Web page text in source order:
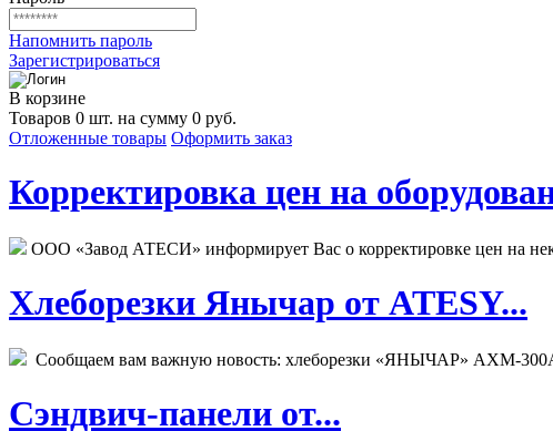
Напомнить пароль
Зарегистрироваться
В корзине
Товаров 0 шт. на сумму 0 руб.
Отложенные товары Оформить заказ
Корректировка цен на
ООО «Завод АТЕСИ» информирует Вас о корректировке цен на
Хлеборезки Янычар от ATESY...
Сообщаем вам важную новость: хлеборезки «ЯНЫЧАР» АХМ-
Сэндвич-панели от...